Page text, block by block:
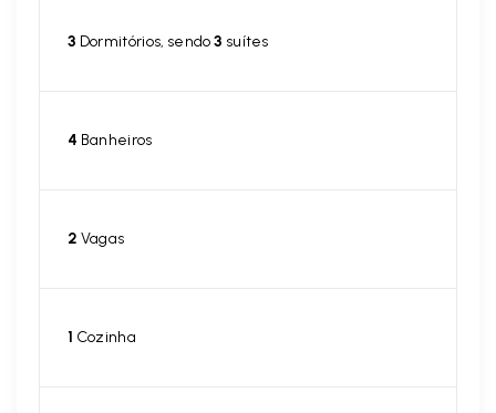
3 Dormitórios, sendo3 suítes
4 Banheiros
2 Vagas
1 Cozinha